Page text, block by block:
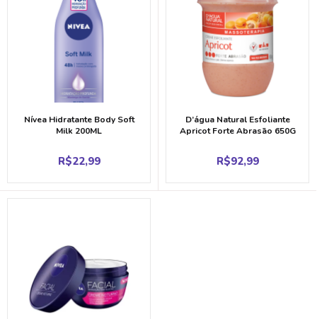
Nívea Hidratante Body Soft
Milk 200ML
R$22,99
D’água Natural Esfoliante
Apricot Forte Abrasão 650G
R$92,99